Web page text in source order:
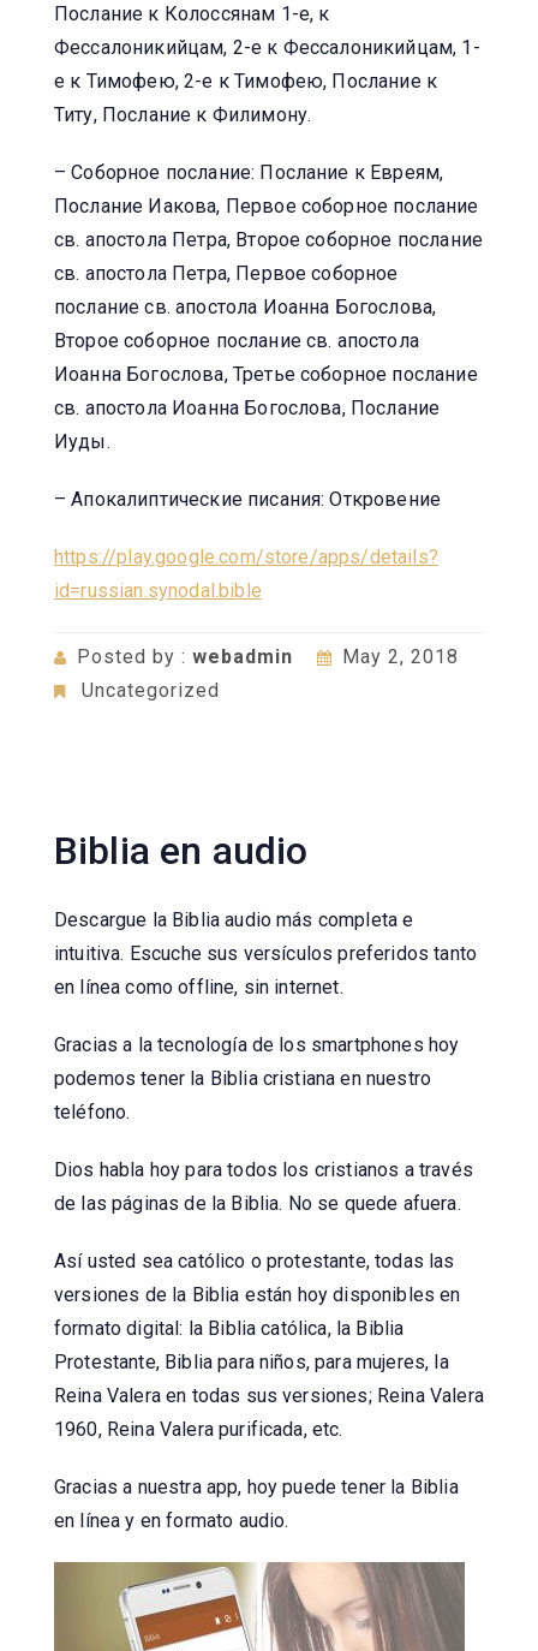
Послание к Колоссянам 1-е, к
Фессалоникийцам, 2-е к Фессалоникийцам, 1-
е к Тимофею, 2-е к Тимофею, Послание к
Титу, Послание к Филимону.
– Соборное послание: Послание к Евреям,
Послание Иакова, Первое соборное послание
св. апостола Петра, Второе соборное послание
св. апостола Петра, Первое соборное
послание св. апостола Иоанна Богослова,
Второе соборное послание св. апостола
Иоанна Богослова, Третье соборное послание
св. апостола Иоанна Богослова, Послание
Иуды.
– Апокалиптические писания: Откровение
https://play.google.com/store/apps/details?
id=russian.synodal.bible
Posted by : webadmin
May 2, 2018
Uncategorized
Biblia en audio
Descargue la Biblia audio más completa e
intuitiva. Escuche sus versículos preferidos tanto
en línea como offline, sin internet.
Gracias a la tecnología de los smartphones hoy
podemos tener la Biblia cristiana en nuestro
teléfono.
Dios habla hoy para todos los cristianos a través
de las páginas de la Biblia. No se quede afuera.
Así usted sea católico o protestante, todas las
versiones de la Biblia están hoy disponibles en
formato digital: la Biblia católica, la Biblia
Protestante, Biblia para niños, para mujeres, la
Reina Valera en todas sus versiones; Reina Valera
1960, Reina Valera purificada, etc.
Gracias a nuestra app, hoy puede tener la Biblia
en línea y en formato audio.